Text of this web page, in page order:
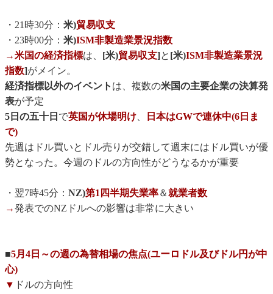
・21時30分： 米)貿易収支
・23時00分： 米)ISM非製造業景況指数
→米国の経済指標は、 [米)貿易収支]と [米)ISM非製造業景況
指数]がメイン。
経済指標以外のイベント は、複数の米国の主要企業の決算発
表が予定
5日の五十日 で英国が休場明け、
日本はGWで連休中(6日ま
で)
先週はドル買いとドル売りが交錯して週末にはドル買いが優
勢となった。今週のドルの方向性がどうなるかが重要
・翌7時45分： NZ)第1四半期失業率＆就業者数
→発表でのNZドルへの影響は非常に大きい
■5月4日～の週の為替相場の焦点(ユーロドル及びドル円が中
心)
▼ ドルの方向性